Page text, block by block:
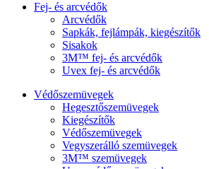
Fej- és arcvédők
Arcvédők
Sapkák, fejlámpák, kiegészítők
Sisakok
3M™ fej- és arcvédők
Uvex fej- és arcvédők
Védőszemüvegek
Hegesztőszemüvegek
Kiegészítők
Védőszemüvegek
Vegyszerálló szemüvegek
3M™ szemüvegek